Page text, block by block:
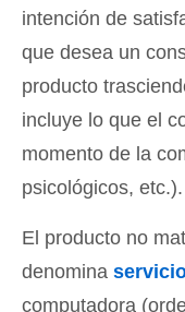
intención de
que desea un
producto
incluye lo que el
momento de la
psicológicos, etc.).
El producto no
denomina
computadora